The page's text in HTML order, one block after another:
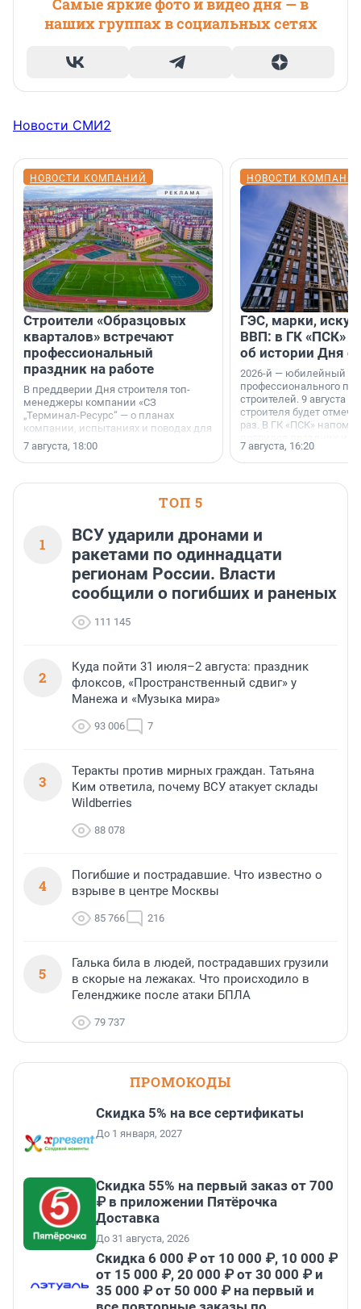
Самые яркие фото и видео дня — в
наших группах в социальных сетях
Новости СМИ2
НОВОСТИ КОМПАНИЙ
Строители «Образцовых
кварталов» встречают
профессиональный
праздник на работе
В преддверии Дня строителя топ-
менеджеры компании «СЗ
„Терминал-Ресурс“ — о планах
компании, испытаниях и поводах для
осторожного оптимизма.
7 августа, 18:00
НОВОСТИ
ГЭС, марки,
ВВП: в ГК «ПСК»
об истории Дня
2026-й — юбилейный
профессионального
строителей. 9 августа
строителя будет
раз. В ГК «ПСК»
поменялась роль
7 августа, 16:20
ТОП 5
1
ВСУ ударили дронами и
ракетами по одиннадцати
регионам России. Власти
сообщили о погибших и раненых
111 145
2
Куда пойти 31 июля–2 августа: праздник
флоксов, «Пространственный сдвиг» у
Манежа и «Музыка мира»
93 006 7
3
Теракты против мирных граждан. Татьяна
Ким ответила, почему ВСУ атакует склады
Wildberries
88 078
4
Погибшие и пострадавшие. Что известно о
взрыве в центре Москвы
85 766 216
5
Галька била в людей, пострадавших грузили
в скорые на лежаках. Что происходило в
Геленджике после атаки БПЛА
79 737
ПРОМОКОДЫ
Скидка 5% на все сертификаты
До 1 января, 2027
Скидка 55% на первый заказ от 700
₽ в приложении Пятёрочка
Доставка
До 31 августа, 2026
Скидка 6 000 ₽ от 10 000 ₽, 10 000 ₽
от 15 000 ₽, 20 000 ₽ от 30 000 ₽ и
35 000 ₽ от 50 000 ₽ на первый и